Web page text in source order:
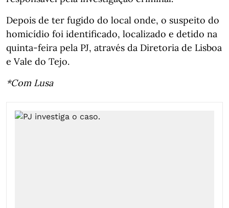
Depois de ter fugido do local onde, o suspeito do
homicídio foi identificado, localizado e detido na
quinta-feira pela PJ, através da Diretoria de Lisboa
e Vale do Tejo.
*Com Lusa